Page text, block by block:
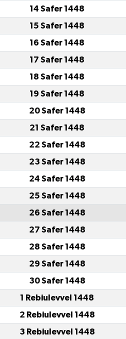
14 Safer 1448
15 Safer 1448
16 Safer 1448
17 Safer 1448
18 Safer 1448
19 Safer 1448
20 Safer 1448
21 Safer 1448
22 Safer 1448
23 Safer 1448
24 Safer 1448
25 Safer 1448
26 Safer 1448
27 Safer 1448
28 Safer 1448
29 Safer 1448
30 Safer 1448
1 Rebiulevvel 1448
2 Rebiulevvel 1448
3 Rebiulevvel 1448